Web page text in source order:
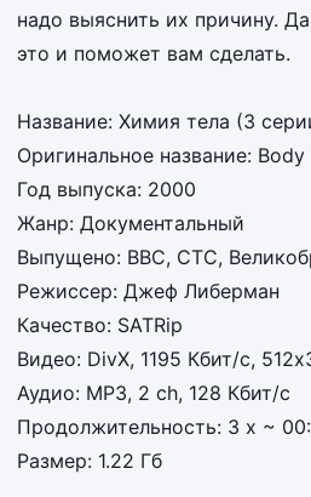
надо выяснить их причину.
это и поможет вам сделать.
Название: Химия тела (3
Оригинальное название:
Год выпуска: 2000
Жанр: Документальный
Выпущено: BBC, СТС,
Режиссер: Джеф Либерман
Качество: SATRip
Видео: DivX, 1195 Кбит/с,
Аудио: MP3, 2 ch, 128 Кбит/с
Продолжительность: 3 x ~
Размер: 1.22 Гб